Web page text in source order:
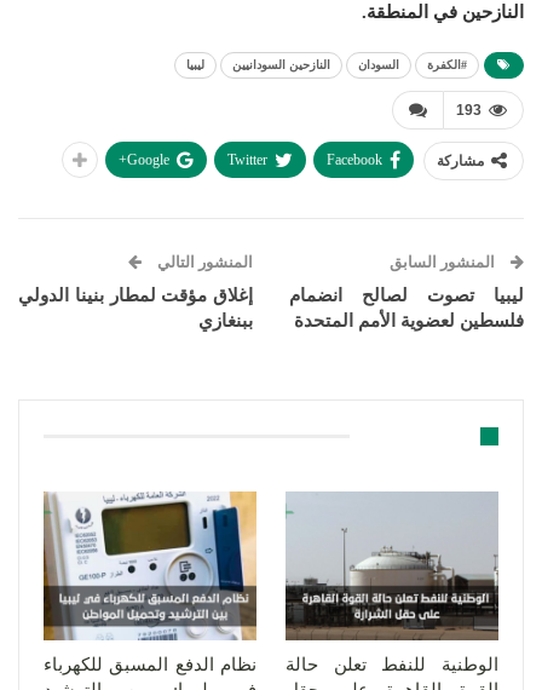
النازحين في المنطقة.
#الكفرة السودان النازحين السودانيين ليبيا
193
مشاركة Facebook
Twitter
Google+
المنشور السابق
ليبيا تصوت لصالح انضمام
فلسطين لعضوية الأمم المتحدة
المنشور التالي
إغلاق مؤقت لمطار بنينا الدولي
ببنغازي
الوطنية للنفط تعلن حالة
نظام الدفع المسبق للكهرباء